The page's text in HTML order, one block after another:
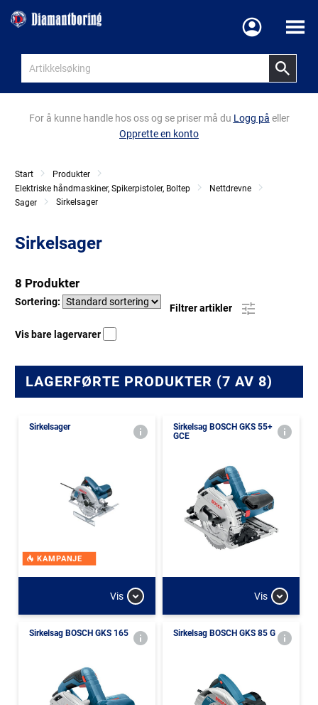
Meny
For å kunne handle hos oss og se priser må du Logg på eller
Opprette en konto
Start
Produkter
Elektriske håndmaskiner, Spikerpistoler, Boltep
Nettdrevne
Sager
Sirkelsager
Sirkelsager
8 Produkter
Sortering:
Filtrer artikler
Vis bare lagervarer
LAGERFØRTE PRODUKTER (7 AV 8)
Sirkelsager
KAMPANJE
Vis
Sirkelsag BOSCH GKS 55+
GCE
Vis
Sirkelsag BOSCH GKS 165 Sirkelsag BOSCH GKS 85 G